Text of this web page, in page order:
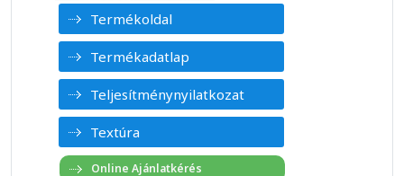
Termékoldal
Termékadatlap
Teljesítménynyilatkozat
Textúra